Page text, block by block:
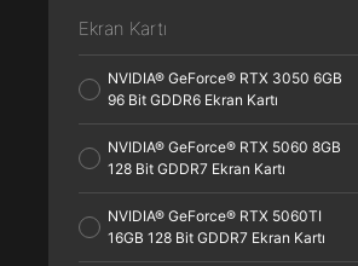
Ekran Kartı
NVIDIA® GeForce® RTX 3050 6GB
96 Bit GDDR6 Ekran Kartı
NVIDIA® GeForce® RTX 5060 8GB
128 Bit GDDR7 Ekran Kartı
NVIDIA® GeForce® RTX 5060TI
16GB 128 Bit GDDR7 Ekran Kartı